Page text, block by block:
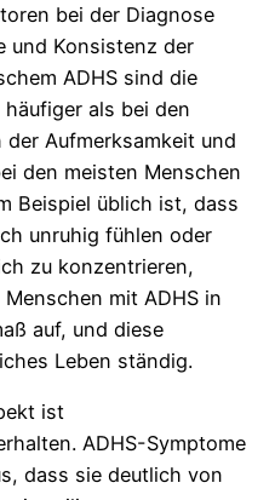
bei der Diagnose
und Konsistenz der
ADHS sind die
als bei den
Aufmerksamkeit und
den meisten Menschen
Beispiel üblich ist, dass
unruhig fühlen oder
zu konzentrieren,
mit ADHS in
auf, und diese
Leben ständig.
ist
ADHS-Symptome
dass sie deutlich von